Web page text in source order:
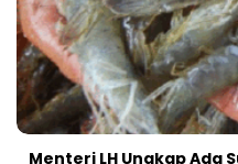
Menteri LH Ungkap Ada